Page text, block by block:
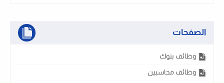
الصفحات
وظائف بنوك
وظائف محاسبين